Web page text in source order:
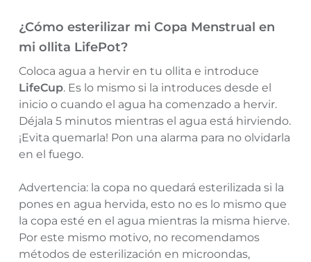
¿Cómo esterilizar mi Copa Menstrual en
mi ollita LifePot?
Coloca agua a hervir en tu ollita e introduce
LifeCup. Es lo mismo si la introduces desde el
inicio o cuando el agua ha comenzado a hervir.
Déjala 5 minutos mientras el agua está hirviendo.
¡Evita quemarla! Pon una alarma para no olvidarla
en el fuego.
Advertencia: la copa no quedará esterilizada si la
pones en agua hervida, esto no es lo mismo que
la copa esté en el agua mientras la misma hierve.
Por este mismo motivo, no recomendamos
métodos de esterilización en microondas,